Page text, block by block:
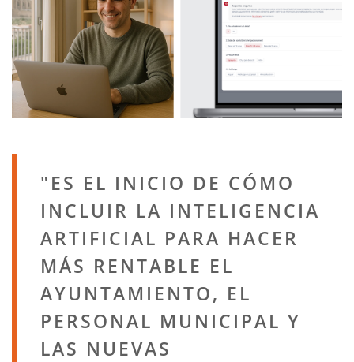
ES EL INICIO DE CÓMO
INCLUIR LA INTELIGENCIA
ARTIFICIAL PARA HACER
MÁS RENTABLE EL
AYUNTAMIENTO, EL
PERSONAL MUNICIPAL Y
LAS NUEVAS